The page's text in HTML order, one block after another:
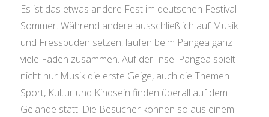
Es ist das etwas andere Fest im deutschen Festival-
Sommer. Während andere ausschließlich auf Musik
und Fressbuden setzen, laufen beim Pangea ganz
viele Fäden zusammen. Auf der Insel Pangea spielt
nicht nur Musik die erste Geige, auch die Themen
Sport, Kultur und Kindsein finden überall auf dem
Gelände statt. Die Besucher können so aus einem